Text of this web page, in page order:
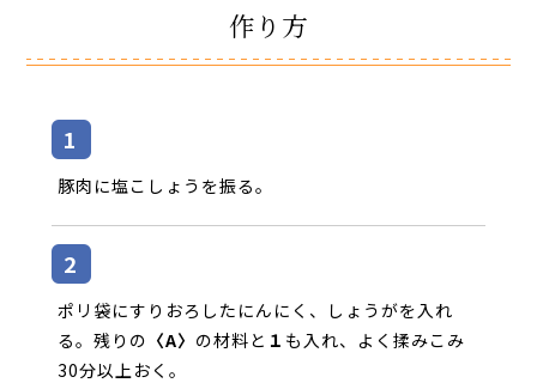
作り方
豚肉に塩こしょうを振る。
ポリ袋にすりおろしたにんにく、しょうがを入れ
る。残りの 〈A〉 の材料と １ も入れ、よく揉みこみ
30分以上おく。